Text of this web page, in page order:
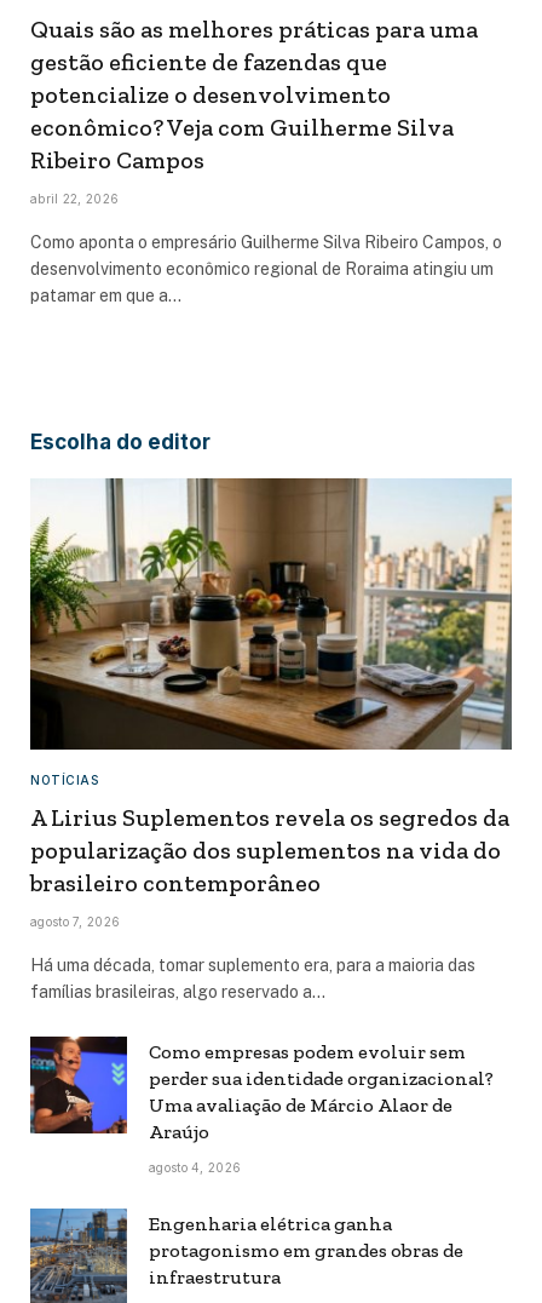
Quais são as melhores práticas para uma
gestão eficiente de fazendas que
potencialize o desenvolvimento
econômico? Veja com Guilherme Silva
Ribeiro Campos
abril 22, 2026
Como aponta o empresário Guilherme Silva Ribeiro Campos, o
desenvolvimento econômico regional de Roraima atingiu um
patamar em que a…
Escolha do editor
NOTÍCIAS
A Lirius Suplementos revela os segredos da
popularização dos suplementos na vida do
brasileiro contemporâneo
agosto 7, 2026
Há uma década, tomar suplemento era, para a maioria das
famílias brasileiras, algo reservado a…
Como empresas podem evoluir sem
perder sua identidade organizacional?
Uma avaliação de Márcio Alaor de
Araújo
agosto 4, 2026
Engenharia elétrica ganha
protagonismo em grandes obras de
infraestrutura